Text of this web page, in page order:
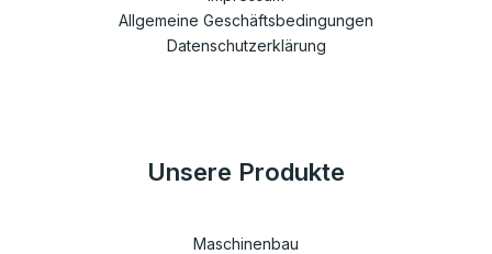
Allgemeine Geschäftsbedingungen
Datenschutzerklärung
Unsere Produkte
Maschinenbau